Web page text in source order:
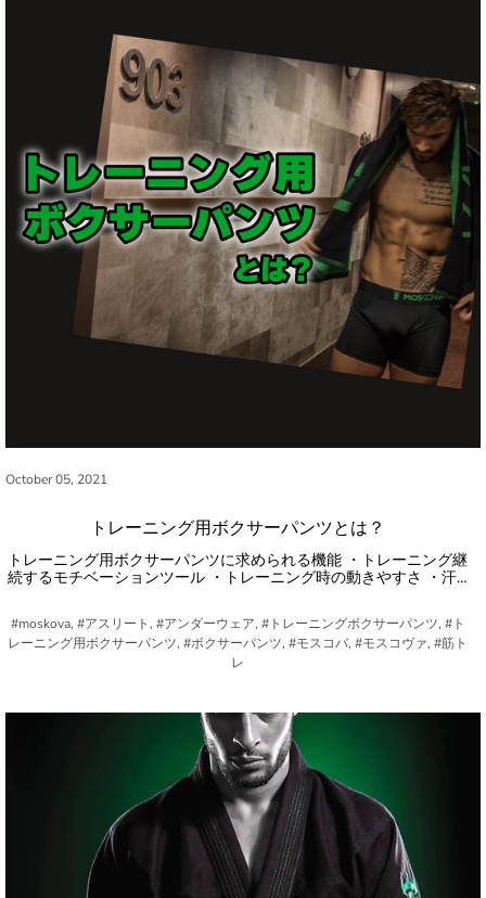
October 05, 2021
トレーニング用ボクサーパンツとは？
トレーニング用ボクサーパンツに求められる機能 ・トレーニング継
続するモチベーションツール ・トレーニング時の動きやすさ ・汗…
#moskova, #アスリート, #アンダーウェア, #トレーニングボクサーパンツ, #ト
レーニング用ボクサーパンツ, #ボクサーパンツ, #モスコバ, #モスコヴァ, #筋ト
レ